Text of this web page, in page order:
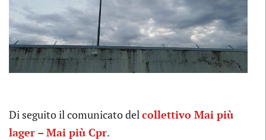
Di seguito il comunicato del collettivo Mai più
lager – Mai più Cpr.